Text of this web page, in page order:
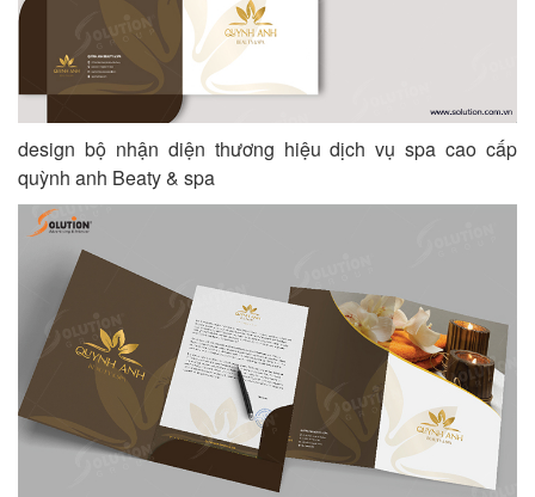
design bộ nhận diện thương hiệu dịch vụ spa cao cấp
quỳnh anh Beaty & spa